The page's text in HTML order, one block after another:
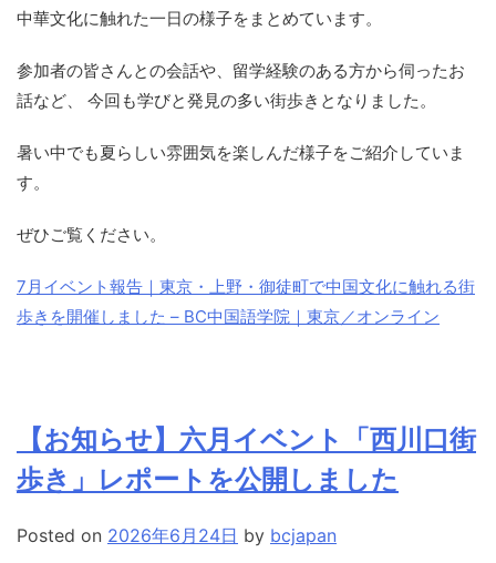
中華文化に触れた一日の様子をまとめています。
参加者の皆さんとの会話や、留学経験のある方から伺ったお
話など、 今回も学びと発見の多い街歩きとなりました。
暑い中でも夏らしい雰囲気を楽しんだ様子をご紹介していま
す。
ぜひご覧ください。
7月イベント報告｜東京・上野・御徒町で中国文化に触れる街
歩きを開催しました – BC中国語学院｜東京／オンライン
【お知らせ】六月イベント「西川口街
歩き」レポートを公開しました
Posted on 2026年6月24日 by bcjapan